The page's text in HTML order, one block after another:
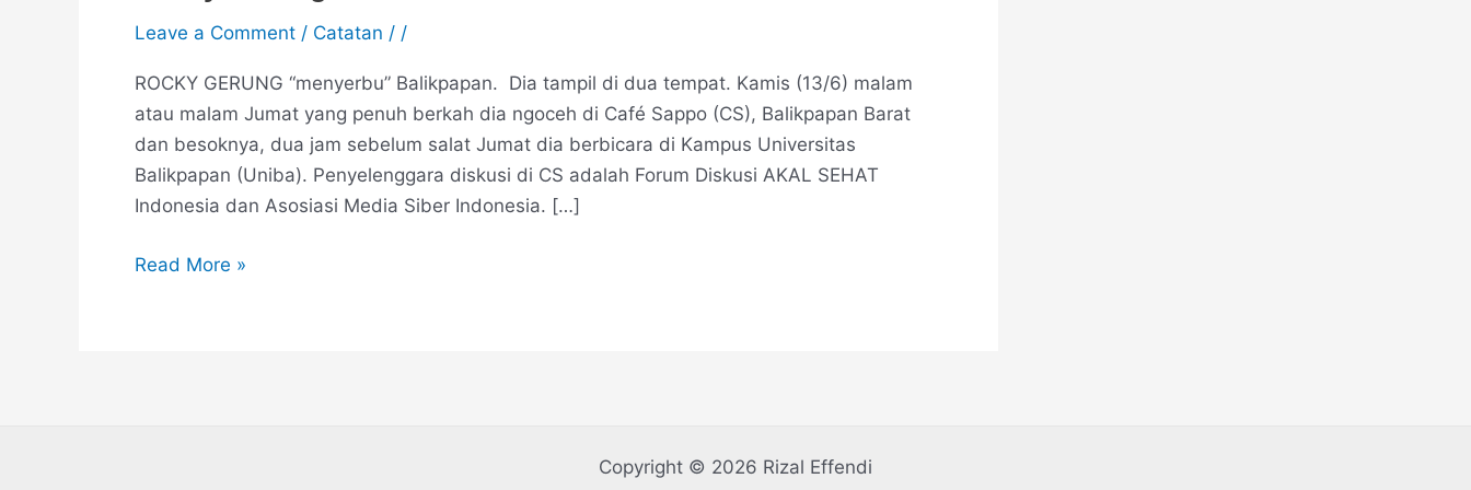
Leave a Comment / Catatan / /
ROCKY GERUNG “menyerbu” Balikpapan. Dia tampil di dua tempat. Kamis (13/6) malam
atau malam Jumat yang penuh berkah dia ngoceh di Café Sappo (CS), Balikpapan Barat
dan besoknya, dua jam sebelum salat Jumat dia berbicara di Kampus Universitas
Balikpapan (Uniba). Penyelenggara diskusi di CS adalah Forum Diskusi AKAL SEHAT
Indonesia dan Asosiasi Media Siber Indonesia. […]
Read More »
Copyright © 2026 Rizal Effendi